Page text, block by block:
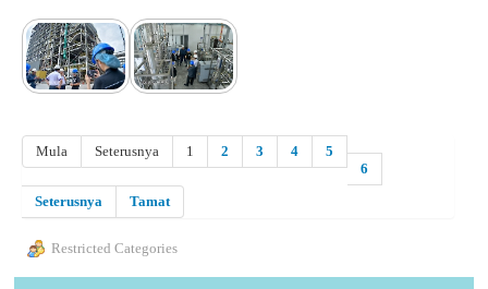
Mula Seterusnya 1 2 3 4
5
6
Seterusnya
Tamat
Restricted Categories